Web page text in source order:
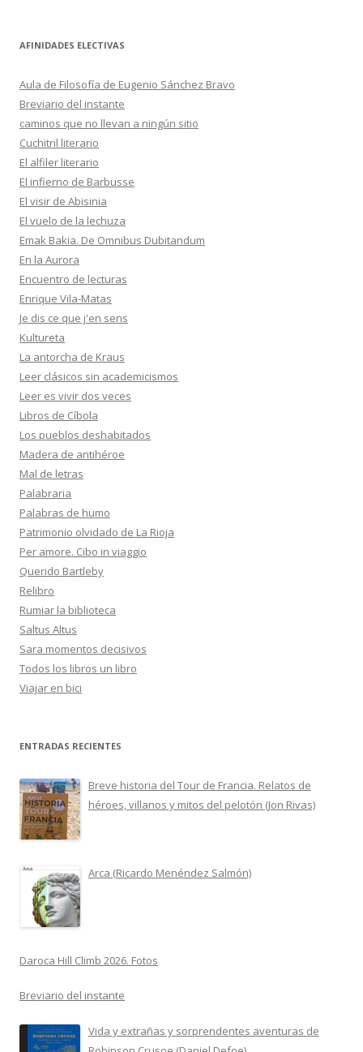
AFINIDADES ELECTIVAS
Aula de Filosofía de Eugenio Sánchez Bravo
Breviario del instante
caminos que no llevan a ningún sitio
Cuchitril literario
El alfiler literario
El infierno de Barbusse
El visir de Abisinia
El vuelo de la lechuza
Emak Bakia. De Omnibus Dubitandum
En la Aurora
Encuentro de lecturas
Enrique Vila-Matas
Je dis ce que j'en sens
Kultureta
La antorcha de Kraus
Leer clásicos sin academicismos
Leer es vivir dos veces
Libros de Cíbola
Los pueblos deshabitados
Madera de antihéroe
Mal de letras
Palabraria
Palabras de humo
Patrimonio olvidado de La Rioja
Per amore. Cibo in viaggio
Querido Bartleby
Relibro
Rumiar la biblioteca
Saltus Altus
Sara momentos decisivos
Todos los libros un libro
Viajar en bici
ENTRADAS RECIENTES
Breve historia del Tour de Francia. Relatos de
héroes, villanos y mitos del pelotón (Jon Rivas)
Arca (Ricardo Menéndez Salmón)
Daroca Hill Climb 2026. Fotos
Breviario del instante
Vida y extrañas y sorprendentes aventuras de